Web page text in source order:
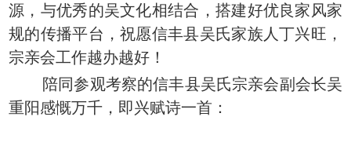
源，与优秀的吴文化相结合，搭建好优良家风家
规的传播平台，祝愿信丰县吴氏家族人丁兴旺，
宗亲会工作越办越好！
陪同参观考察的信丰县吴氏宗亲会副会长吴
重阳感慨万千，即兴赋诗一首：